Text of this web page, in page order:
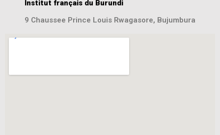
Institut français du Burundi
9 Chaussee Prince Louis Rwagasore, Bujumbura